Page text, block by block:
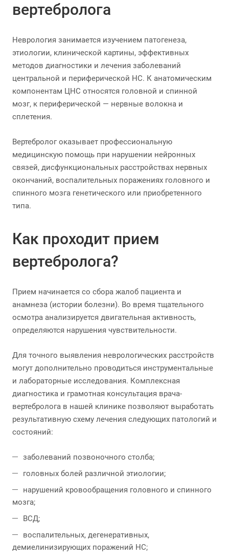
вертебролога
Неврология занимается изучением патогенеза,
этиологии, клинической картины, эффективных
методов диагностики и лечения заболеваний
центральной и периферической НС. К анатомическим
компонентам ЦНС относятся головной и спинной
мозг, к периферической — нервные волокна и
сплетения.
Вертебролог оказывает профессиональную
медицинскую помощь при нарушении нейронных
связей, дисфункциональных расстройствах нервных
окончаний, воспалительных поражениях головного и
спинного мозга генетического или приобретенного
типа.
Как проходит прием
вертебролога?
Прием начинается со сбора жалоб пациента и
анамнеза (истории болезни). Во время тщательного
осмотра анализируется двигательная активность,
определяются нарушения чувствительности.
Для точного выявления неврологических расстройств
могут дополнительно проводиться инструментальные
и лабораторные исследования. Комплексная
диагностика и грамотная консультация врача-
вертебролога в нашей клинике позволяют выработать
результативную схему лечения следующих патологий и
состояний:
заболеваний позвоночного столба;
головных болей различной этиологии;
нарушений кровообращения головного и спинного
мозга;
ВСД;
воспалительных, дегенеративных,
демиелинизирующих поражений НС;